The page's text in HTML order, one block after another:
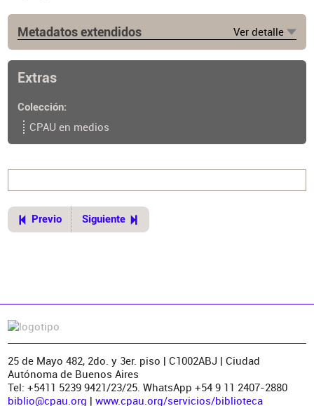
Metadatos extendidos Ver detalle
https://titulares.ar/proyecto-de-ley-para-nuevo-
colegio-de-arquitectura-en-ciudad/
Extras
Colección
CPAU en medios
Previo Siguiente
25 de Mayo 482, 2do. y 3er. piso | C1002ABJ | Ciudad
Autónoma de Buenos Aires
Tel: +5411 5239 9421/23/25. WhatsApp +54 9 11 2407-2880
biblio@cpau.org | www.cpau.org/servicios/biblioteca